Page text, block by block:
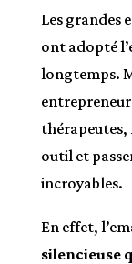
Les grandes
ont adopté
longtemps.
thérapeutes,
outil et
incroyables.
En effet,
silencieuse